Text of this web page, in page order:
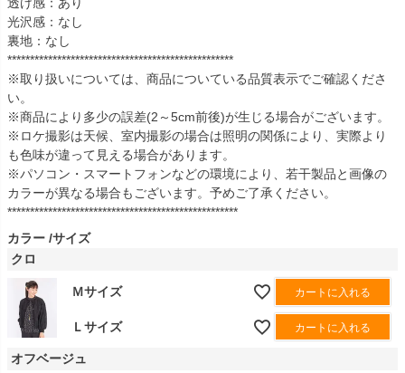
光沢感：なし
裏地：なし
**************************************************
※取り扱いについては、商品についている品質表示でご確認くださ
い。
※商品により多少の誤差(2～5cm前後)が生じる場合がございます。
※ロケ撮影は天候、室内撮影の場合は照明の関係により、実際より
も色味が違って見える場合があります。
※パソコン・スマートフォンなどの環境により、若干製品と画像の
カラーが異なる場合もございます。予めご了承ください。
***************************************************
カラー サイズ
クロ
Ｍサイズ カートに入れる
Ｌサイズ カートに入れる
オフベージュ